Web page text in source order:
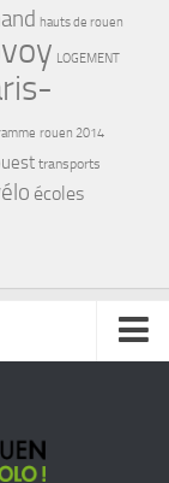
hauts de rouen
LOGEMENT
rouen 2014
transports
écoles